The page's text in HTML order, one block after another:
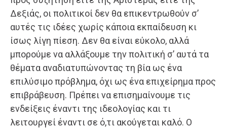
Δεξιάς, οι πολιτικοί δεν θα επικεντρωθούν σ’
αυτές τις ιδέες χωρίς κάποια εκπαίδευση κι
ίσως λίγη πίεση. Δεν θα είναι εύκολο, αλλά
μπορούμε να αλλάξουμε την πολιτική σ’ αυτά τα
θέματα αναδιατυπώνοντας τη βία ως ένα
επιλύσιμο πρόβλημα, όχι ως ένα επιχείρημα προς
επιβράβευση. Πρέπει να επισημαίνουμε τις
ενδείξεις έναντι της ιδεολογίας και τι
λειτουργεί έναντι σε ό,τι ακούγεται καλό. Ο